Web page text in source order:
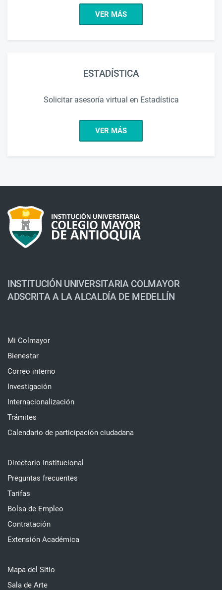
VER MÁS
ESTADÍSTICA
Solicitar asesoría virtual en Estadística
VER MÁS
INSTITUCIÓN UNIVERSITARIA COLMAYOR
ADSCRITA A LA ALCALDÍA DE MEDELLÍN
Mi Colmayor
Bienestar
Correo interno
Investigación
Internacionalización
Trámites
Calendario de participación ciudadana
Directorio Institucional
Preguntas frecuentes
Tarifas
Bolsa de Empleo
Contratación
Extensión Académica
Mapa del Sitio
Sala de Arte